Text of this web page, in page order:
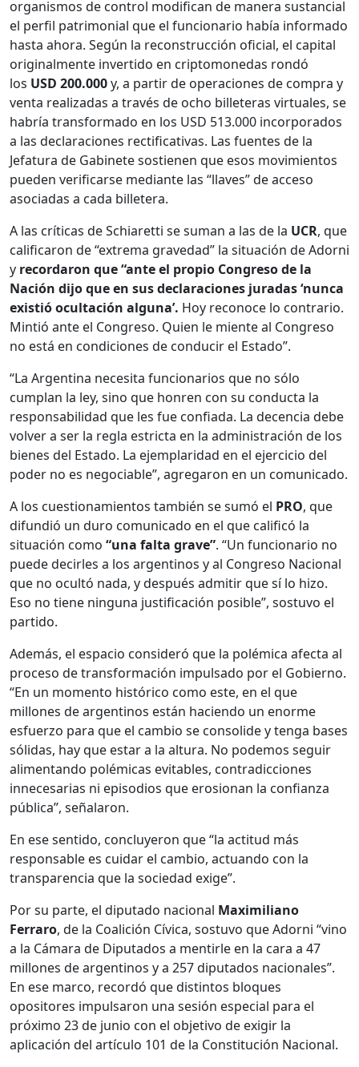
organismos de control modifican de manera sustancial
el perfil patrimonial que el funcionario había informado
hasta ahora. Según la reconstrucción oficial, el capital
originalmente invertido en criptomonedas rondó
los USD 200.000y, a partir de operaciones de compra y
venta realizadas a través de ocho billeteras virtuales, se
habría transformado en los USD 513.000 incorporados
a las declaraciones rectificativas. Las fuentes de la
Jefatura de Gabinete sostienen que esos movimientos
pueden verificarse mediante las “llaves” de acceso
asociadas a cada billetera.
A las críticas de Schiaretti se suman a las de la UCR, que
calificaron de “extrema gravedad” la situación de Adorni
y recordaron que “ante el propio Congreso de la
Nación dijo que en sus declaraciones juradas ‘nunca
existió ocultación alguna’. Hoy reconoce lo contrario.
Mintió ante el Congreso. Quien le miente al Congreso
no está en condiciones de conducir el Estado”.
“La Argentina necesita funcionarios que no sólo
cumplan la ley, sino que honren con su conducta la
responsabilidad que les fue confiada. La decencia debe
volver a ser la regla estricta en la administración de los
bienes del Estado. La ejemplaridad en el ejercicio del
poder no es negociable”, agregaron en un comunicado.
A los cuestionamientos también se sumó el PRO, que
difundió un duro comunicado en el que calificó la
situación como “una falta grave”. “Un funcionario no
puede decirles a los argentinos y al Congreso Nacional
que no ocultó nada, y después admitir que sí lo hizo.
Eso no tiene ninguna justificación posible”, sostuvo el
partido.
Además, el espacio consideró que la polémica afecta al
proceso de transformación impulsado por el Gobierno.
“En un momento histórico como este, en el que
millones de argentinos están haciendo un enorme
esfuerzo para que el cambio se consolide y tenga bases
sólidas, hay que estar a la altura. No podemos seguir
alimentando polémicas evitables, contradicciones
innecesarias ni episodios que erosionan la confianza
pública”, señalaron.
En ese sentido, concluyeron que “la actitud más
responsable es cuidar el cambio, actuando con la
transparencia que la sociedad exige”.
Por su parte, el diputado nacional Maximiliano
Ferraro, de la Coalición Cívica, sostuvo que Adorni “vino
a la Cámara de Diputados a mentirle en la cara a 47
millones de argentinos y a 257 diputados nacionales”.
En ese marco, recordó que distintos bloques
opositores impulsaron una sesión especial para el
próximo 23 de junio con el objetivo de exigir la
aplicación del artículo 101 de la Constitución Nacional.